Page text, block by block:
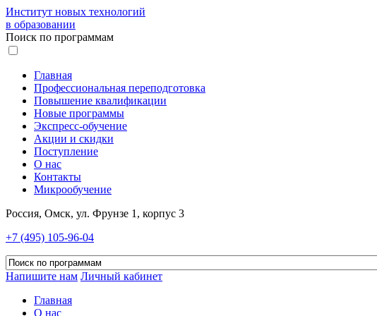
Институт новых технологий
в образовании
Поиск по программам
Главная
Профессиональная переподготовка
Повышение квалификации
Новые программы
Экспресс-обучение
Акции и скидки
Поступление
О нас
Контакты
Микрообучение
Россия, Омск, ул. Фрунзе 1, корпус 3
+7 (495) 105-96-04
Напишите нам Личный кабинет
Главная
О нас